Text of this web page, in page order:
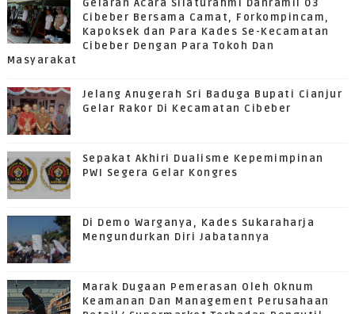
Gelaran Acara Silaturahmi Danramil 03
Cibeber Bersama Camat, Forkompincam,
Kapoksek dan Para Kades Se-Kecamatan
Cibeber Dengan Para Tokoh Dan
Masyarakat
Jelang Anugerah Sri Baduga Bupati Cianjur
Gelar Rakor Di Kecamatan Cibeber
Sepakat Akhiri Dualisme Kepemimpinan
PWI Segera Gelar Kongres
Di Demo Warganya, Kades Sukaraharja
Mengundurkan Diri Jabatannya
Marak Dugaan Pemerasan Oleh Oknum
Keamanan Dan Management Perusahaan